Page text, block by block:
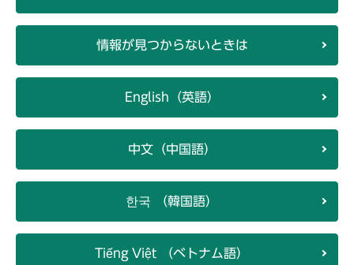
情報が見つからないときは
English（英語）
中文（中国語）
한국 （韓国語）
Tiếng Việt （ベトナム語）